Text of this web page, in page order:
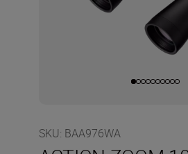
SKU: BAA976WA